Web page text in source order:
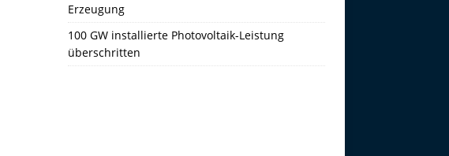
Erzeugung
100 GW installierte Photovoltaik-Leistung
überschritten